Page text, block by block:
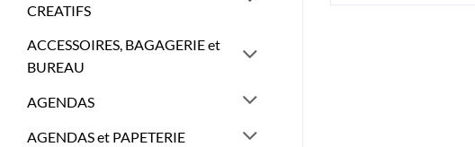
CREATIFS
ACCESSOIRES, BAGAGERIE et
BUREAU
AGENDAS
AGENDAS et PAPETERIE